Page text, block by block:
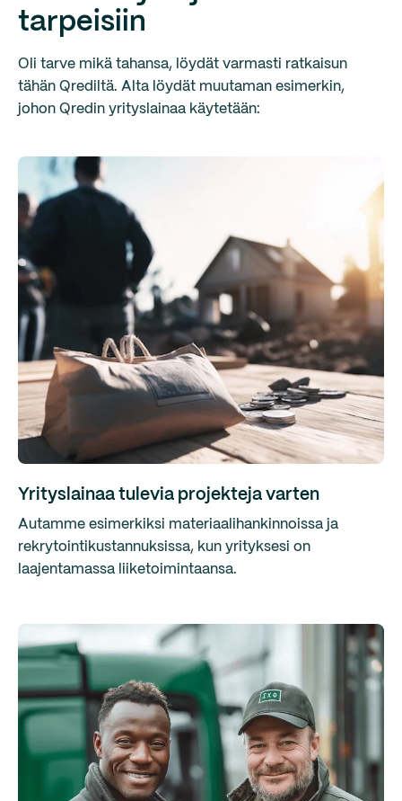
tarpeisiin
Oli tarve mikä tahansa, löydät varmasti ratkaisun
tähän Qrediltä. Alta löydät muutaman esimerkin,
johon Qredin yrityslainaa käytetään:
Yrityslainaa tulevia projekteja varten
Autamme esimerkiksi materiaalihankinnoissa ja
rekrytointikustannuksissa, kun yrityksesi on
laajentamassa liiketoimintaansa.